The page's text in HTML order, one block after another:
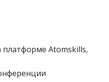
платформе Atomskills,